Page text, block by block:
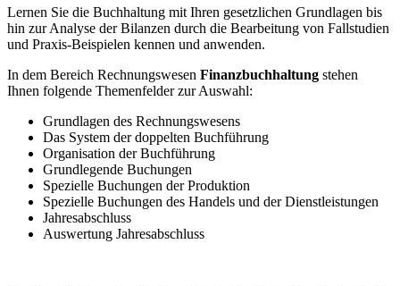
Lernen Sie die Buchhaltung mit Ihren gesetzlichen Grundlagen bis
hin zur Analyse der Bilanzen durch die Bearbeitung von Fallstudien
und Praxis-Beispielen kennen und anwenden.
In dem Bereich Rechnungswesen Finanzbuchhaltung stehen
Ihnen folgende Themenfelder zur Auswahl:
Grundlagen des Rechnungswesens
Das System der doppelten Buchführung
Organisation der Buchführung
Grundlegende Buchungen
Spezielle Buchungen der Produktion
Spezielle Buchungen des Handels und der Dienstleistungen
Jahresabschluss
Auswertung Jahresabschluss